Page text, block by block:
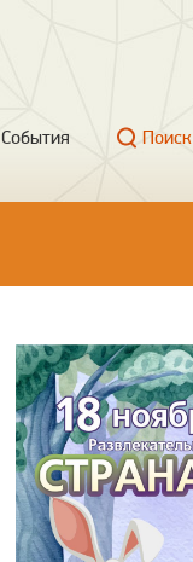
События Поиск